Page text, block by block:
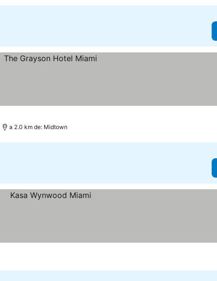
a 2.0 km de: Midtown